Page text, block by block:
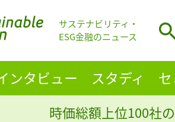
サステナビリティ・
ESG金融のニュース
ンタビュー スタディ
時価総額上位100社